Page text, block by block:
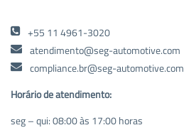
+55 11 4961-3020
atendimento@seg-automotive.com
compliance.br@seg-automotive.com
Horário de atendimento:
seg – qui: 08:00 às 17:00 horas